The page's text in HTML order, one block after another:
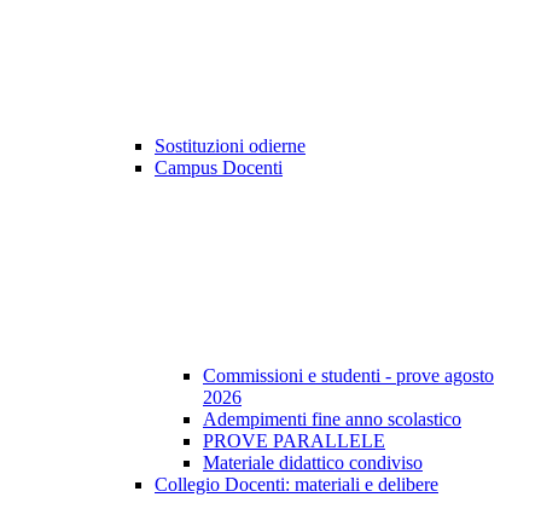
Sostituzioni odierne
Campus Docenti
Commissioni e studenti - prove agosto
2026
Adempimenti fine anno scolastico
PROVE PARALLELE
Materiale didattico condiviso
Collegio Docenti: materiali e delibere